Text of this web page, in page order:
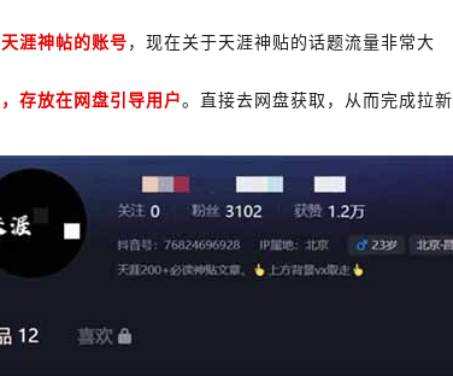
天涯神帖的账号，现在关于天涯神贴的话题流量非常大
存放在网盘引导用户。直接去网盘获取，从而完成拉新